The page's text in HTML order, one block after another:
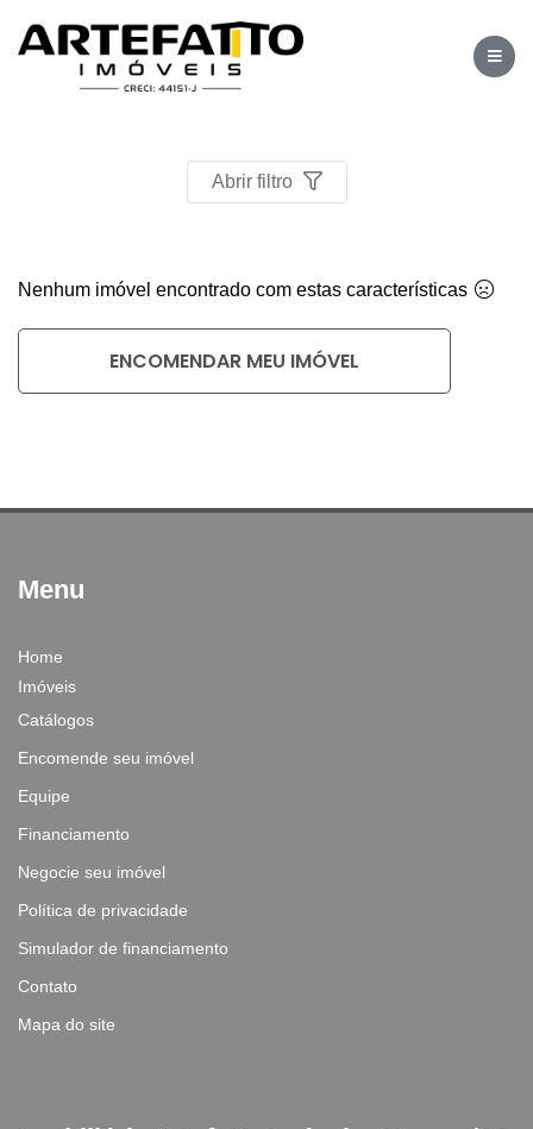
Home / Imóveis à venda /
Abrir filtro
Nenhum imóvel encontrado com estas características
ENCOMENDAR MEU IMÓVEL
Menu
Home
Imóveis
Catálogos
Encomende seu imóvel
Equipe
Financiamento
Negocie seu imóvel
Política de privacidade
Simulador de financiamento
Contato
Mapa do site